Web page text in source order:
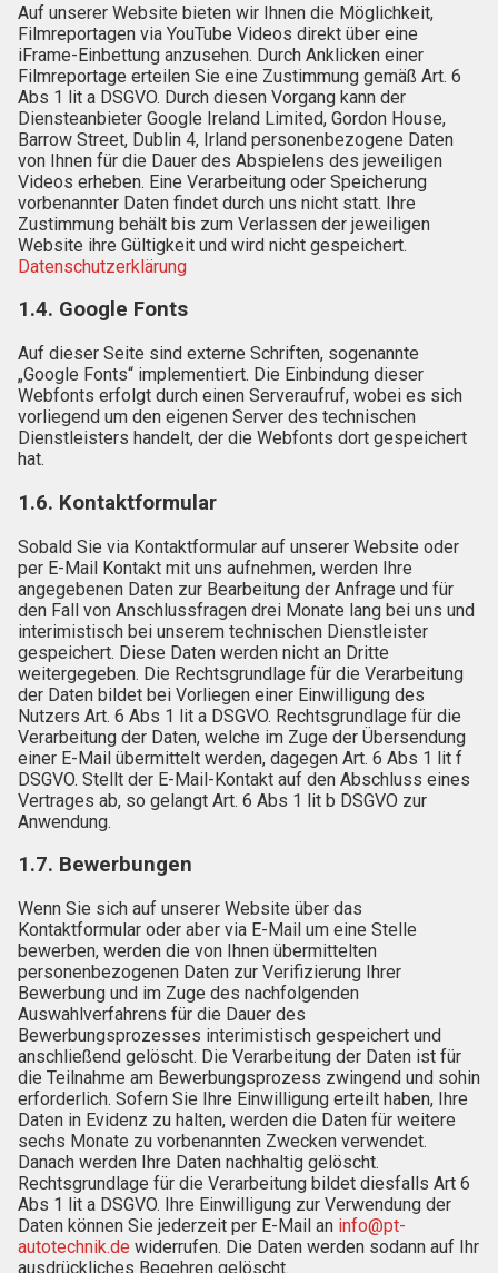
Auf unserer Website bieten wir Ihnen die Möglichkeit,
Filmreportagen via YouTube Videos direkt über eine
iFrame-Einbettung anzusehen. Durch Anklicken einer
Filmreportage erteilen Sie eine Zustimmung gemäß Art. 6
Abs 1 lit a DSGVO. Durch diesen Vorgang kann der
Diensteanbieter Google Ireland Limited, Gordon House,
Barrow Street, Dublin 4, Irland personenbezogene Daten
von Ihnen für die Dauer des Abspielens des jeweiligen
Videos erheben. Eine Verarbeitung oder Speicherung
vorbenannter Daten findet durch uns nicht statt. Ihre
Zustimmung behält bis zum Verlassen der jeweiligen
Website ihre Gültigkeit und wird nicht gespeichert.
Datenschutzerklärung
1.4. Google Fonts
Auf dieser Seite sind externe Schriften, sogenannte
„Google Fonts“ implementiert. Die Einbindung dieser
Webfonts erfolgt durch einen Serveraufruf, wobei es sich
vorliegend um den eigenen Server des technischen
Dienstleisters handelt, der die Webfonts dort gespeichert
hat.
1.6. Kontaktformular
Sobald Sie via Kontaktformular auf unserer Website oder
per E-Mail Kontakt mit uns aufnehmen, werden Ihre
angegebenen Daten zur Bearbeitung der Anfrage und für
den Fall von Anschlussfragen drei Monate lang bei uns und
interimistisch bei unserem technischen Dienstleister
gespeichert. Diese Daten werden nicht an Dritte
weitergegeben. Die Rechtsgrundlage für die Verarbeitung
der Daten bildet bei Vorliegen einer Einwilligung des
Nutzers Art. 6 Abs 1 lit a DSGVO. Rechtsgrundlage für die
Verarbeitung der Daten, welche im Zuge der Übersendung
einer E-Mail übermittelt werden, dagegen Art. 6 Abs 1 lit f
DSGVO. Stellt der E-Mail-Kontakt auf den Abschluss eines
Vertrages ab, so gelangt Art. 6 Abs 1 lit b DSGVO zur
Anwendung.
1.7. Bewerbungen
Wenn Sie sich auf unserer Website über das
Kontaktformular oder aber via E-Mail um eine Stelle
bewerben, werden die von Ihnen übermittelten
personenbezogenen Daten zur Verifizierung Ihrer
Bewerbung und im Zuge des nachfolgenden
Auswahlverfahrens für die Dauer des
Bewerbungsprozesses interimistisch gespeichert und
anschließend gelöscht. Die Verarbeitung der Daten ist für
die Teilnahme am Bewerbungsprozess zwingend und sohin
erforderlich. Sofern Sie Ihre Einwilligung erteilt haben, Ihre
Daten in Evidenz zu halten, werden die Daten für weitere
sechs Monate zu vorbenannten Zwecken verwendet.
Danach werden Ihre Daten nachhaltig gelöscht.
Rechtsgrundlage für die Verarbeitung bildet diesfalls Art 6
Abs 1 lit a DSGVO. Ihre Einwilligung zur Verwendung der
Daten können Sie jederzeit per E-Mail an info@pt-
autotechnik.de widerrufen. Die Daten werden sodann auf Ihr
ausdrückliches Begehren gelöscht.